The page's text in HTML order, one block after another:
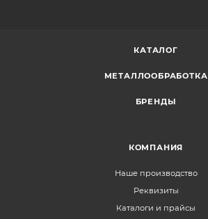
КАТАЛОГ
МЕТАЛЛООБРАБОТКА
БРЕНДЫ
КОМПАНИЯ
Наше производство
Реквизиты
Каталоги и прайсы